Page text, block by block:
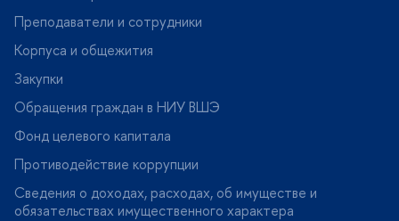
Преподаватели и сотрудники
Корпуса и общежития
Закупки
Обращения граждан в НИУ ВШЭ
Фонд целевого капитала
Противодействие коррупции
Сведения о доходах, расходах, об имуществе и
обязательствах имущественного характера